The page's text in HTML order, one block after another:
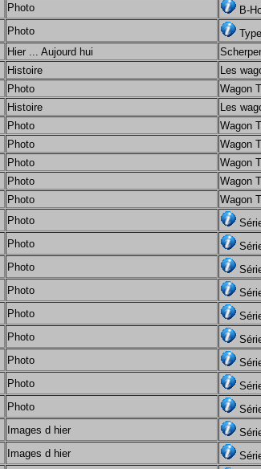
Photo
B-
Photo
Hier ... Aujourd hui
Histoire
Les
Photo
Wagon
Histoire
Les
Photo
Wagon
Photo
Wagon
Photo
Wagon
Photo
Wagon
Photo
Wagon
Photo
Photo
Photo
Photo
Photo
Photo
Photo
Photo
Photo
Images d hier
Images d hier